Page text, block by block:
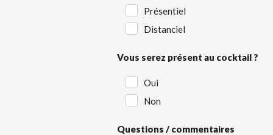
Présentiel
Distanciel
Vous serez présent au cocktail ?
Oui
Non
Questions / commentaires